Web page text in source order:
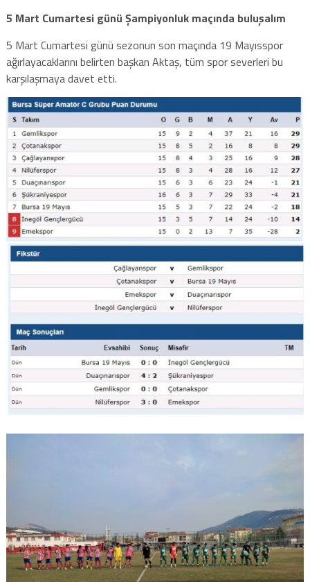
5 Mart Cumartesi günü Şampiyonluk maçında buluşalım
5 Mart Cumartesi günü sezonun son maçında 19 Mayısspor
ağırlayacaklarını belirten başkan Aktaş, tüm spor severleri bu
karşılaşmaya davet etti.